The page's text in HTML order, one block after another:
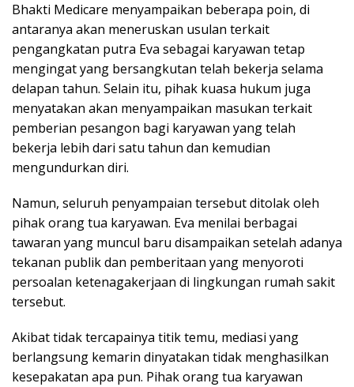
Bhakti Medicare menyampaikan beberapa poin, di
antaranya akan meneruskan usulan terkait
pengangkatan putra Eva sebagai karyawan tetap
mengingat yang bersangkutan telah bekerja selama
delapan tahun. Selain itu, pihak kuasa hukum juga
menyatakan akan menyampaikan masukan terkait
pemberian pesangon bagi karyawan yang telah
bekerja lebih dari satu tahun dan kemudian
mengundurkan diri.
Namun, seluruh penyampaian tersebut ditolak oleh
pihak orang tua karyawan. Eva menilai berbagai
tawaran yang muncul baru disampaikan setelah adanya
tekanan publik dan pemberitaan yang menyoroti
persoalan ketenagakerjaan di lingkungan rumah sakit
tersebut.
Akibat tidak tercapainya titik temu, mediasi yang
berlangsung kemarin dinyatakan tidak menghasilkan
kesepakatan apa pun. Pihak orang tua karyawan